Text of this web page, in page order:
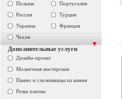
Польша
Португалия
Россия
Турция
Украина
Франция
Чехия
Дополнительные услуги
Дизайн-проект
Мозаичная мастерская
Панно и слолешницы из камня
Резка плитки